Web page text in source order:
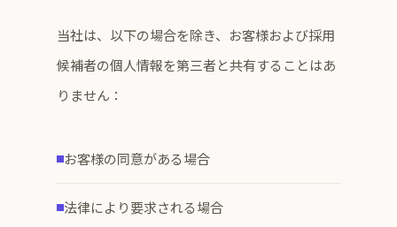
当社は、以下の場合を除き、お客様および採用
候補者の個人情報を第三者と共有することはあ
りません：
お客様の同意がある場合
法律により要求される場合